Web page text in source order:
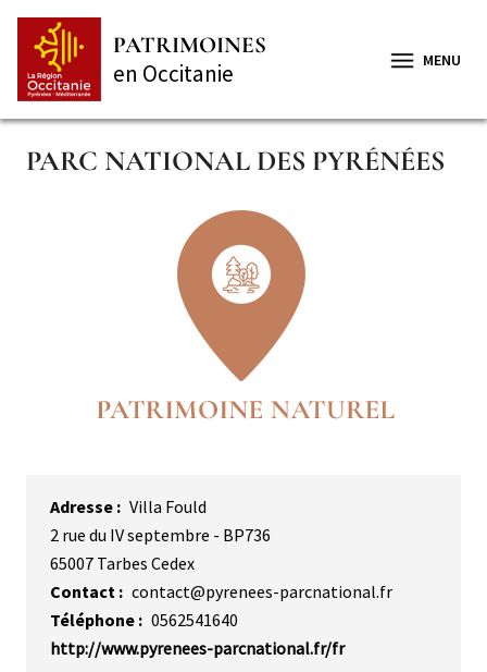
contenu
principal
PATRIMOINES
en Occitanie MENU
PARC NATIONAL DES PYRÉNÉES
Adresse
Villa Fould
2 rue du IV septembre - BP736
65007 Tarbes Cedex
Contact
contact@pyrenees-parcnational.fr
Téléphone
0562541640
http://www.pyrenees-parcnational.fr/fr